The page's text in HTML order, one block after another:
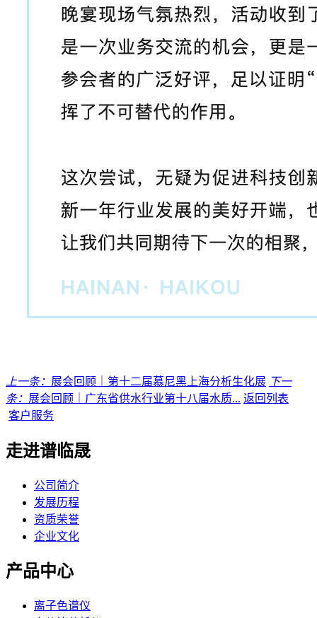
上一条： 展会回顾｜第十二届慕尼黑上海分析生化展 下一
条： 展会回顾｜广东省供水行业第十八届水质... 返回列表
客户服务
走进谱临晟
公司简介
发展历程
资质荣誉
企业文化
产品中心
离子色谱仪